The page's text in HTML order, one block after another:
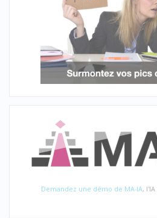
Demandez une démo de MA-IA, l'IA